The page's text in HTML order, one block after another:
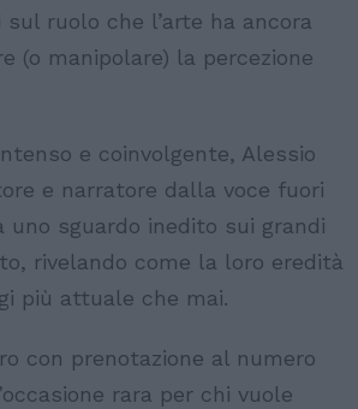
ruolo che l’arte ha ancora
(o manipolare) la percezione
e coinvolgente, Alessio
e narratore dalla voce fuori
uno sguardo inedito sui grandi
rivelando come la loro eredità
più attuale che mai.
con prenotazione al numero
rara per chi vuole